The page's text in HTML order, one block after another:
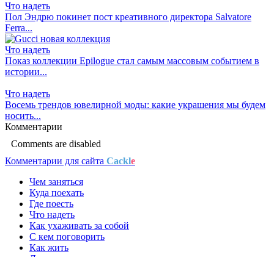
Что надеть
Пол Эндрю покинет пост креативного директора Salvatore
Ferra...
Что надеть
Показ коллекции Epilogue стал самым массовым событием в
истории...
Что надеть
Восемь трендов ювелирной моды: какие украшения мы будем
носить...
Комментарии
Comments are disabled
Комментарии для сайта Cackle
Чем заняться
Куда поехать
Где поесть
Что надеть
Как ухаживать за собой
С кем поговорить
Как жить